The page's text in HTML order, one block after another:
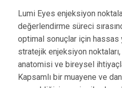
Lumi Eyes enjeksiyon
değerlendirme süreci
optimal sonuçlar için hassas
stratejik enjeksiyon
anatomisi ve bireysel
Kapsamlı bir muayene ve